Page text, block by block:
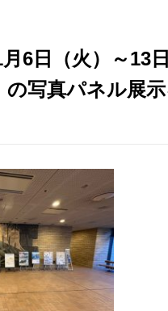
月6日（火）～13
の写真パネル展